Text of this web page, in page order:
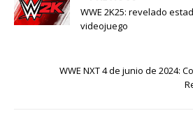
WWE 2K25: revelado
videojuego
WWE NXT 4 de junio de 2024: